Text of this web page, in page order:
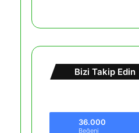
Bizi Takip Edin
36.000
Beğeni